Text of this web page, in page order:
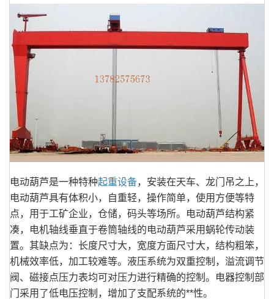
电动葫芦是一种特种起重设备，安装在天车、龙门吊之上，
电动葫芦具有体积小，自重轻，操作简单，使用方便等特
点，用于工矿企业，仓储，码头等场所。电动葫芦结构紧
凑，电机轴线垂直于卷筒轴线的电动葫芦采用蜗轮传动装
置。其缺点为：长度尺寸大，宽度方面尺寸大，结构粗笨，
机械效率低，加工较难等。液压系统为双重控制，溢流调节
阀、磁接点压力表均可对压力进行精确的控制。电器控制部
门采用了低电压控制，增加了支配系统的**性。